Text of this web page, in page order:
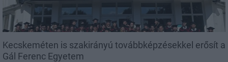
Kecskeméten is szakirányú továbbképzésekkel erősít a
Gál Ferenc Egyetem